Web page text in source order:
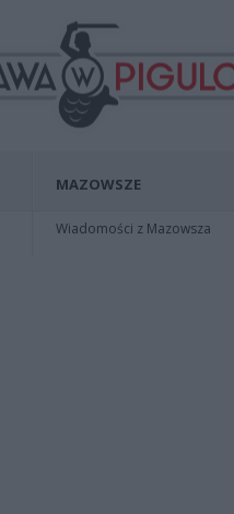
MAZOWSZE
Wiadomości z Mazowsza